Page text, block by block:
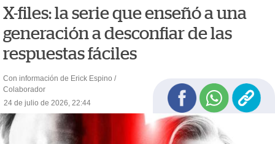
X-files: la serie que enseñó a una
generación a desconfiar de las
respuestas fáciles
Con información de Erick Espino /
Colaborador
24 de julio de 2026, 22:44